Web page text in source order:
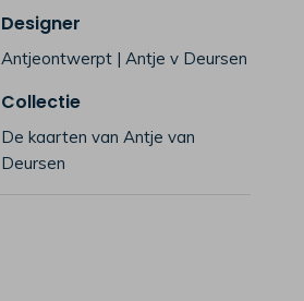
Designer
Antjeontwerpt | Antje v Deursen
Collectie
De kaarten van Antje van
Deursen